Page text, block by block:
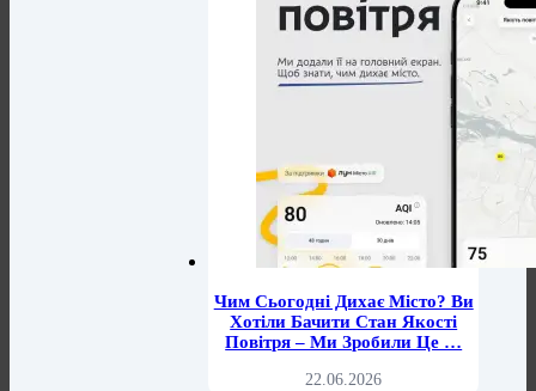
Чим Сьогодні Дихає Місто? Ви
Хотіли Бачити Стан Якості
Повітря – Ми Зробили Це …
22.06.2026